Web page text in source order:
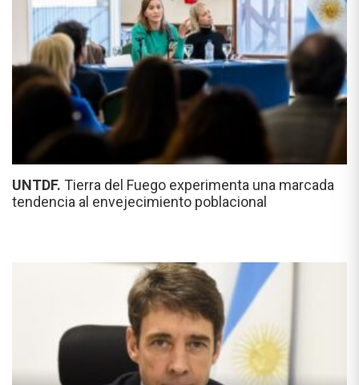
UNTDF. Tierra del Fuego experimenta una marcada
tendencia al envejecimiento poblacional